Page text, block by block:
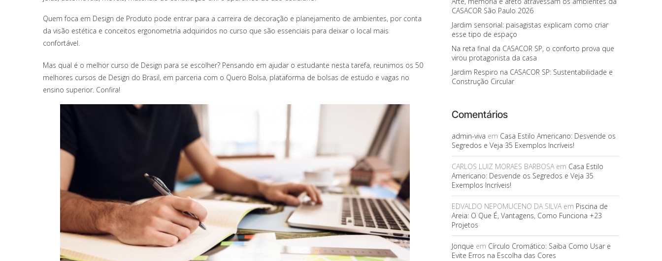
Quem foca em Design de Produto pode entrar para a carreira de decoração e planejamento de ambientes, por conta
da visão estética e conceitos ergonometria adquiridos no curso que são essenciais para deixar o local mais
confortável.
Mas qual é o melhor curso de Design para se escolher? Pensando em ajudar o estudante nesta tarefa, reunimos os 50
melhores cursos de Design do Brasil, em parceria com o Quero Bolsa, plataforma de bolsas de estudo e vagas no
ensino superior. Confira!
CASACOR São Paulo 2026
Jardim sensorial: paisagistas explicam como criar
esse tipo de espaço
Na reta final da CASACOR SP, o conforto prova que
virou protagonista da casa
Jardim Respiro na CASACOR SP: Sustentabilidade e
Construção Circular
Comentários
admin-viva em Casa Estilo Americano: Desvende os
Segredos e Veja 35 Exemplos Incríveis!
CARLOS LUIZ MORAES BARBOSAem Casa Estilo
Americano: Desvende os Segredos e Veja 35
Exemplos Incríveis!
EDVALDO NEPOMUCENO DA SILVAem Piscina de
Areia: O Que É, Vantagens, Como Funciona +23
Projetos
Jonque em Círculo Cromático: Saiba Como Usar e
Evite Erros na Escolha das Cores